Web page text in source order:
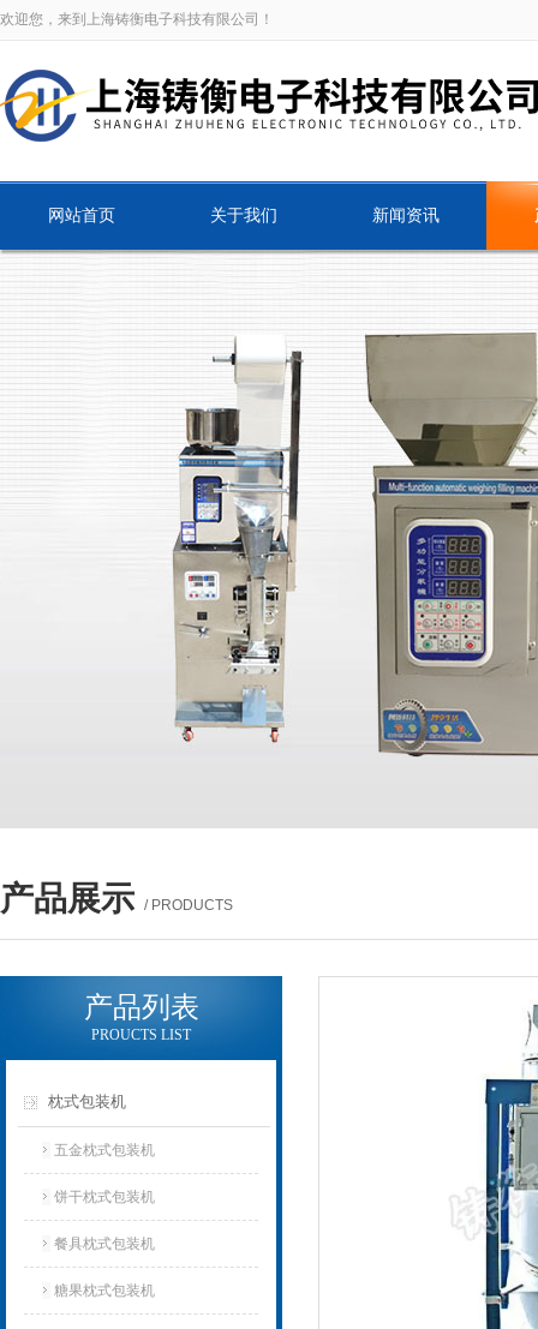
欢迎您，来到上海铸衡电子科技有限公司！
网站首页 关于我们 新闻资讯
产品展示 / PRODUCTS
产品列表
PROUCTS LIST
枕式包装机
五金枕式包装机
饼干枕式包装机
餐具枕式包装机
糖果枕式包装机